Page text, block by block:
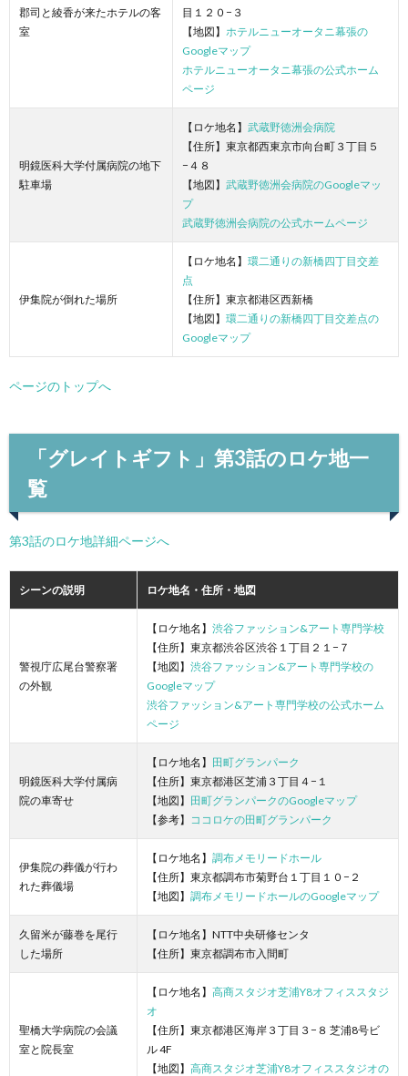
郡司と綾香が来たホテルの客
室
目１２０−３
【地図】 ホテルニューオータニ幕張の
Googleマップ
ホテルニューオータニ幕張の公式ホーム
ページ
明鏡医科大学付属病院の地下
駐車場
【ロケ地名】 武蔵野徳洲会病院
【住所】東京都西東京市向台町３丁目５
−４８
【地図】 武蔵野徳洲会病院のGoogleマッ
プ
武蔵野徳洲会病院の公式ホームページ
伊集院が倒れた場所
【ロケ地名】 環二通りの新橋四丁目交差
点
【住所】東京都港区西新橋
【地図】 環二通りの新橋四丁目交差点の
Googleマップ
ページのトップへ
「グレイトギフト」第3話のロケ地一
覧
第3話のロケ地詳細ページへ
シーンの説明 ロケ地名・住所・地図
警視庁広尾台警察署
の外観
【ロケ地名】 渋谷ファッション&アート専門学校
【住所】東京都渋谷区渋谷１丁目２１−７
【地図】 渋谷ファッション&アート専門学校の
Googleマップ
渋谷ファッション&アート専門学校の公式ホーム
ページ
明鏡医科大学付属病
院の車寄せ
【ロケ地名】 田町グランパーク
【住所】東京都港区芝浦３丁目４−１
【地図】 田町グランパークのGoogleマップ
【参考】 ココロケの田町グランパーク
伊集院の葬儀が行わ
れた葬儀場
【ロケ地名】 調布メモリードホール
【住所】東京都調布市菊野台１丁目１０−２
【地図】 調布メモリードホールのGoogleマップ
久留米が藤巻を尾行
した場所
【ロケ地名】NTT中央研修センタ
【住所】東京都調布市入間町
聖橋大学病院の会議
室と院長室
【ロケ地名】 高商スタジオ芝浦Y8オフィススタジ
オ
【住所】東京都港区海岸３丁目３−８ 芝浦8号ビ
ル 4F
【地図】 高商スタジオ芝浦Y8オフィススタジオの